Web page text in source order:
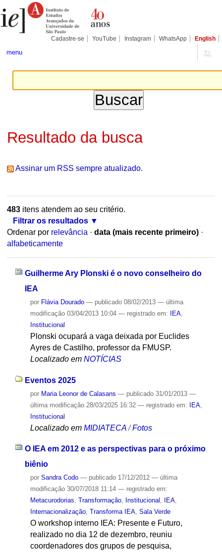
para
conteúdo.
Pessoais
Cadastre-se YouTube Instagram WhatsApp English
menu
Resultado da busca
Assinar um RSS sempre atualizado.
483itens atendem ao seu critério.
Filtrar os resultados
Ordenar por relevância · data (mais recente primeiro) ·
alfabeticamente
Guilherme Ary Plonski é o novo conselheiro do
IEA
por Flávia Dourado — publicado08/02/2013 — última
modificação03/04/2013 10:04 — registrado em: IEA,
Institucional
Plonski ocupará a vaga deixada por Euclides
Ayres de Castilho, professor da FMUSP.
Localizado em NOTÍCIAS
Eventos 2025
por Maria Leonor de Calasans — publicado31/01/2013 —
última modificação28/03/2025 16:32 — registrado em: IEA,
Institucional
Localizado em MIDIATECA /Fotos
O IEA em 2012 e as perspectivas para o próximo
biênio
por Sandra Codo — publicado17/12/2012 — última
modificação30/07/2018 11:14 — registrado em:
Metacurodorias, Transformação, Institucional , IEA,
Internacionalização, Transforma IEA, Sala Verde
O workshop interno IEA: Presente e Futuro,
realizado no dia 12 de dezembro, reuniu
coordenadores dos grupos de pesquisa,